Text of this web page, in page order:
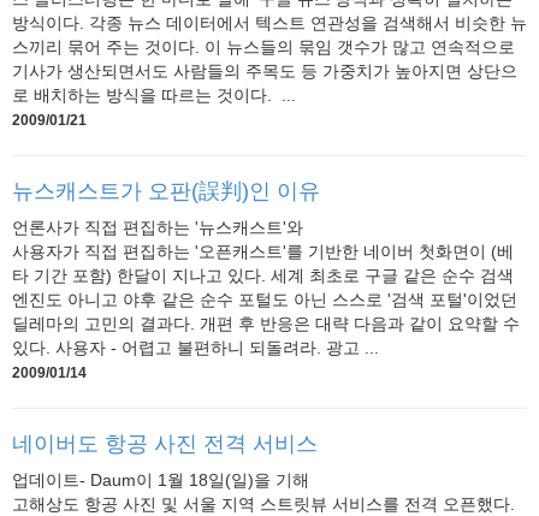
방식이다. 각종 뉴스 데이터에서 텍스트 연관성을 검색해서 비슷한 뉴
스끼리 묶어 주는 것이다. 이 뉴스들의 묶임 갯수가 많고 연속적으로
기사가 생산되면서도 사람들의 주목도 등 가중치가 높아지면 상단으
로 배치하는 방식을 따르는 것이다. ...
2009/01/21
뉴스캐스트가 오판(誤判)인 이유
언론사가 직접 편집하는 '뉴스캐스트'와
사용자가 직접 편집하는 '오픈캐스트'를 기반한 네이버 첫화면이 (베
타 기간 포함) 한달이 지나고 있다. 세계 최초로 구글 같은 순수 검색
엔진도 아니고 야후 같은 순수 포털도 아닌 스스로 '검색 포털'이었던
딜레마의 고민의 결과다. 개편 후 반응은 대략 다음과 같이 요약할 수
있다. 사용자 - 어렵고 불편하니 되돌려라. 광고 ...
2009/01/14
네이버도 항공 사진 전격 서비스
업데이트- Daum이 1월 18일(일)을 기해
고해상도 항공 사진 및 서울 지역 스트릿뷰 서비스를 전격 오픈했다.